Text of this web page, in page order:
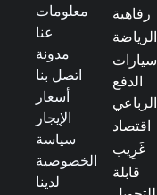
معلومات
عنا
مدونة
اتصل بنا
أسعار
الإيجار
سياسة
الخصوصية
لدينا
رفاهية
الرياضة
سيارات
الدفع
الرباعي
اقتصاد
غَرِيب
قابلة